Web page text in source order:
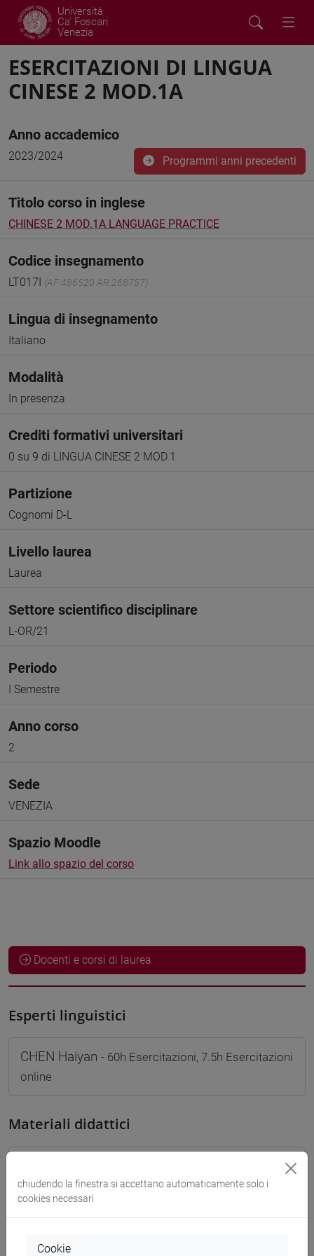
Università
Ca' Foscari
Venezia
ESERCITAZIONI DI LINGUA
CINESE 2 MOD.1A
Anno accademico
2023/2024 Programmi anni precedenti
Titolo corso in inglese
CHINESE 2 MOD.1A LANGUAGE PRACTICE
Codice insegnamento
LT017I (AF:486520 AR:268757)
Lingua di insegnamento
Italiano
Modalità
In presenza
Crediti formativi universitari
0 su 9 di LINGUA CINESE 2 MOD.1
Partizione
Cognomi D-L
Livello laurea
Laurea
Settore scientifico disciplinare
L-OR/21
Periodo
I Semestre
Anno corso
2
Sede
VENEZIA
Spazio Moodle
Link allo spazio del corso
Docenti e corsi di laurea
Esperti linguistici
CHEN Haiyan - 60h Esercitazioni, 7.5h Esercitazioni
online
Materiali didattici
[LT40] LINGUE, CULTURE E SOCIETÀ DELL'ASIA
chiudendo la finestra si accettano automaticamente solo i
cookies necessari
Cookie